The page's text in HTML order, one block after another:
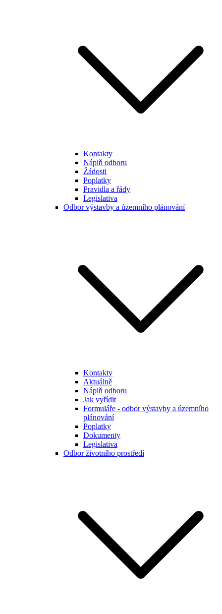
Kontakty
Náplň odboru
Žádosti
Poplatky
Pravidla a řády
Legislativa
Odbor výstavby a územního plánování
Kontakty
Aktuálně
Náplň odboru
Jak vyřídit
Formuláře - odbor výstavby a územního
plánování
Poplatky
Dokumenty
Legislativa
Odbor životního prostředí